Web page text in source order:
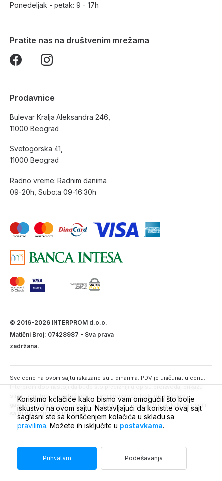
Ponedeljak - petak: 9 - 17h
Pratite nas na društvenim mrežama
Prodavnice
Bulevar Kralja Aleksandra 246,
11000 Beograd
Svetogorska 41,
11000 Beograd
Radno vreme: Radnim danima
09-20h, Subota 09-16:30h
© 2016-2026 INTERPROM d.o.o.
Matični Broj: 07428987 - Sva prava
zadržana.
Sve cene na ovom sajtu iskazane su u dinarima. PDV je uračunat u cenu.
Interprom doo nastoji da bude što precizniji u opisu proizvoda, prikazu
slika, trenutnoj raspoloživosti i ceni proizvoda. Ipak, ne možemo
garantovati da su sve navedene informacije i fotografije artikala na ovom
sajtu u potpunosti ispravne.
Koristimo kolačiće kako bismo vam omogućili što bolje
iskustvo na ovom sajtu. Nastavljajući da koristite ovaj sajt
saglasni ste sa korišćenjem kolačića u skladu sa
pravilima. Možete ih isključite u postavkama.
Prihvatam Podešavanja